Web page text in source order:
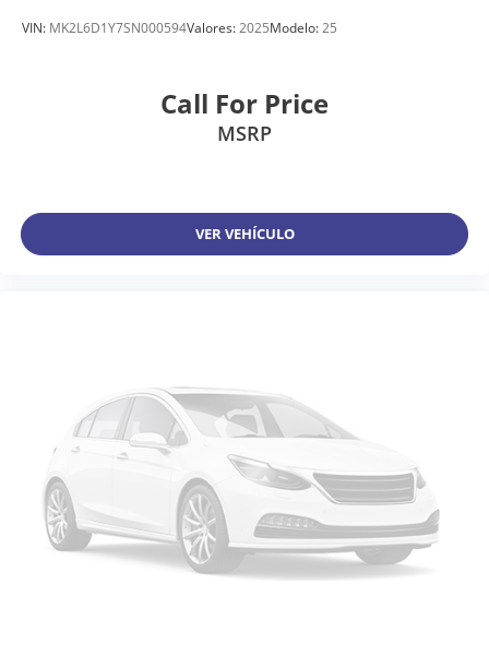
VIN: MK2L6D1Y7SN000594Valores:2025Modelo:25
Call For Price
MSRP
VER VEHÍCULO